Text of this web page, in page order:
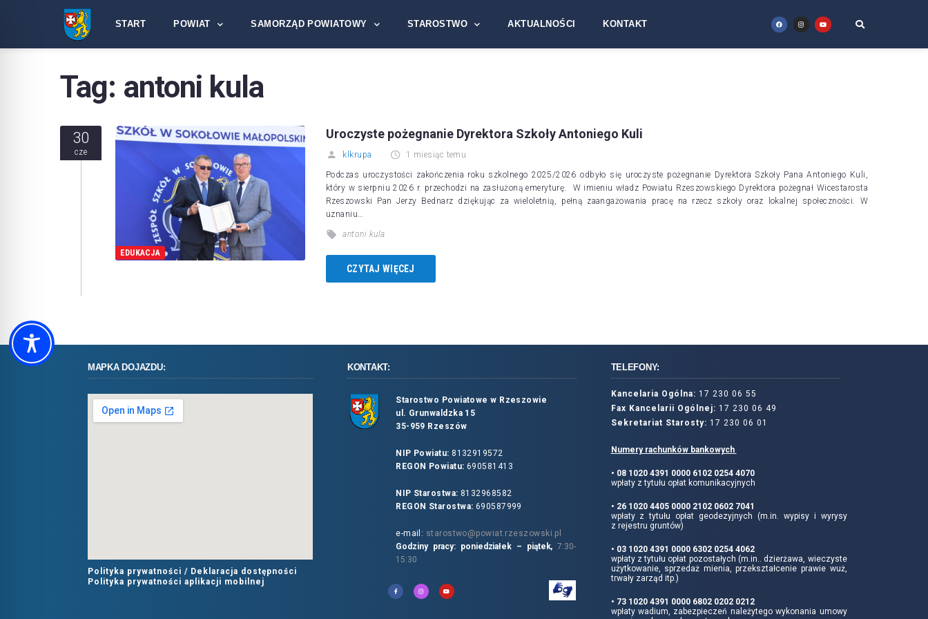
START POWIAT SAMORZĄD POWIATOWY STAROSTWO AKTUALNOŚCI KONTAKT
Tag: antoni kula
30
cze
EDUKACJA
Uroczyste pożegnanie Dyrektora Szkoły Antoniego Kuli
klkrupa 1 miesiąc temu
Podczas uroczystości zakończenia roku szkolnego 2025/2026 odbyło się uroczyste pożegnanie Dyrektora Szkoły Pana Antoniego Kuli,
który w sierpniu 2026 r. przechodzi na zasłużoną emeryturę. W imieniu władz Powiatu Rzeszowskiego Dyrektora pożegnał Wicestarosta
Rzeszowski Pan Jerzy Bednarz dziękując za wieloletnią, pełną zaangażowania pracę na rzecz szkoły oraz lokalnej społeczności. W
uznaniu…
antoni kula
CZYTAJ WIĘCEJ
MAPKA DOJAZDU:
Polityka prywatności / Deklaracja dostępności
Polityka prywatności aplikacji mobilnej
KONTAKT:
Starostwo Powiatowe w Rzeszowie
ul. Grunwaldzka 15
35-959 Rzeszów
NIP Powiatu: 8132919572
REGON Powiatu: 690581413
NIP Starostwa: 8132968582
REGON Starostwa: 690587999
e-mail: starostwo@powiat.rzeszowski.pl
Godziny pracy: poniedziałek – piątek,7:30-
15:30
TELEFONY:
Kancelaria Ogólna: 17 230 06 55
Fax Kancelarii Ogólnej: 17 230 06 49
Sekretariat Starosty: 17 230 06 01
Numery rachunków bankowych
• 08 1020 4391 0000 6102 0254 4070
wpłaty z tytułu opłat komunikacyjnych
• 26 1020 4405 0000 2102 0602 7041
wpłaty z tytułu opłat geodezyjnych (m.in. wypisy i wyrysy
z rejestru gruntów)
• 03 1020 4391 0000 6302 0254 4062
wpłaty z tytułu opłat pozostałych (m.in.. dzierżawa, wieczyste
użytkowanie, sprzedaż mienia, przekształcenie prawie wuż,
trwały zarząd itp.)
• 73 1020 4391 0000 6802 0202 0212
wpłaty wadium, zabezpieczeń należytego wykonania umowy